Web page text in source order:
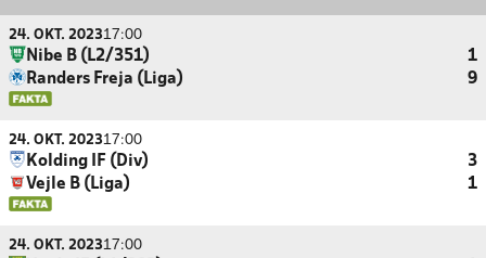
24. OKT. 202317:00
Nibe B (L2/351)
1
Randers Freja (Liga)
9
24. OKT. 202317:00
Kolding IF (Div)
3
Vejle B (Liga)
1
24. OKT. 202317:00